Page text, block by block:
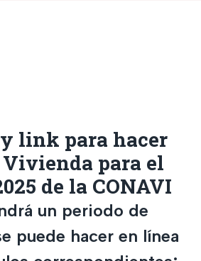
link para hacer
para el
de la CONAVI
un periodo de
puede hacer en línea